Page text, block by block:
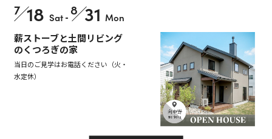
7 18 Sat- 8 31 Mon
薪ストーブと土間リビング
のくつろぎの家
当日のご見学はお電話ください（火・
水定休）